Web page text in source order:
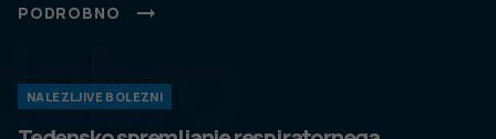
PODROBNO
NALEZLJIVE BOLEZNI